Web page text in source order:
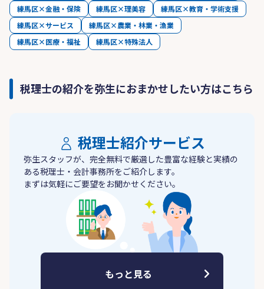
練馬区×金融・保険
練馬区×理美容
練馬区×教育・学術支援
練馬区×サービス
練馬区×農業・林業・漁業
練馬区×医療・福祉
練馬区×特殊法人
税理士の紹介を弥生におまかせしたい方はこちら
税理士紹介サービス
弥生スタッフが、完全無料で厳選した豊富な経験と実績の
ある税理士・会計事務所をご紹介します。
まずは気軽にご要望をお聞かせください。
もっと見る